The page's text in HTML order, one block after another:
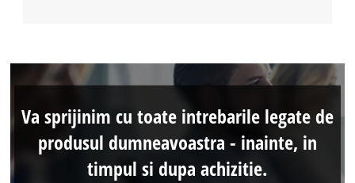
Va sprijinim cu toate intrebarile legate de
produsul dumneavoastra - inainte, in
timpul si dupa achizitie.